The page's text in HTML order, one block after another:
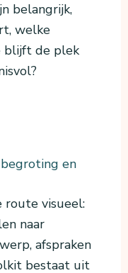
belangrijk,
welke
blijft de plek
en
route visueel:
naar
afspraken
bestaat uit